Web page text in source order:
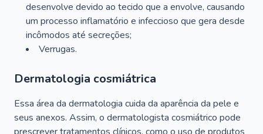
desenvolve devido ao tecido que a envolve, causando
um processo inflamatório e infeccioso que gera desde
incômodos até secreções;
Verrugas.
Dermatologia cosmiátrica
Essa área da dermatologia cuida da aparência da pele e
seus anexos. Assim, o dermatologista cosmiátrico pode